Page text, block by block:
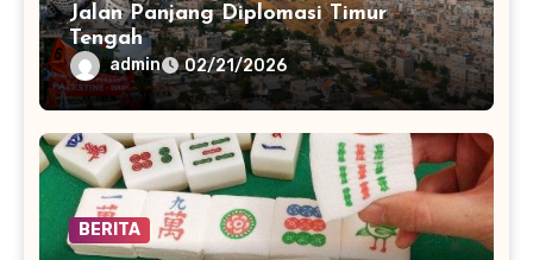
Jalan Panjang Diplomasi Timur
Tengah
admin 02/21/2026
BERITA